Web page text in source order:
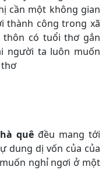
cần một không gian
thành công trong xã
có tuổi thơ gắn
người ta luôn muốn
quê đều mang tới
dung dị vốn của của
nghỉ ngơi ở một